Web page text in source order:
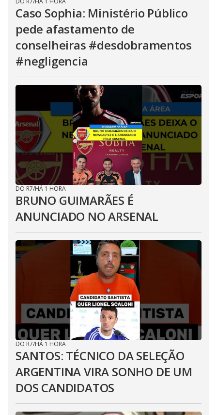
Caso Sophia: Ministério Público
pede afastamento de
conselheiras #desdobramentos
#negligencia
DO R7/HÁ 1 HORA
BRUNO GUIMARÃES É
ANUNCIADO NO ARSENAL
DO R7/HÁ 1 HORA
SANTOS: TÉCNICO DA SELEÇÃO
ARGENTINA VIRA SONHO DE UM
DOS CANDIDATOS